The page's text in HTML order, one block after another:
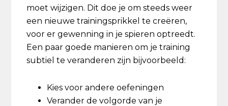
moet wijzigen. Dit doe je om steeds weer
een nieuwe trainingsprikkel te creëren,
voor er gewenning in je spieren optreedt.
Een paar goede manieren om je training
subtiel te veranderen zijn bijvoorbeeld:
Kies voor andere oefeningen
Verander de volgorde van je